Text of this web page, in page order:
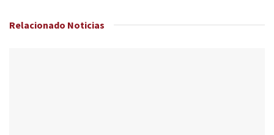
Relacionado Noticias